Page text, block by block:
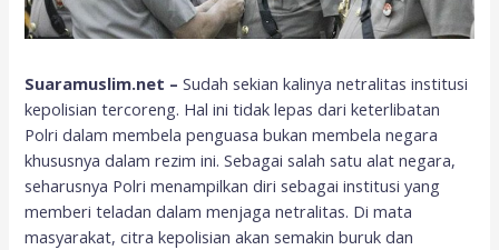
Suaramuslim.net –Sudah sekian kalinya netralitas institusi
kepolisian tercoreng. Hal ini tidak lepas dari keterlibatan
Polri dalam membela penguasa bukan membela negara
khususnya dalam rezim ini. Sebagai salah satu alat negara,
seharusnya Polri menampilkan diri sebagai institusi yang
memberi teladan dalam menjaga netralitas. Di mata
masyarakat, citra kepolisian akan semakin buruk dan